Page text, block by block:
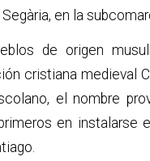
en la
de origen
cristiana medieval
el nombre
en instalarse